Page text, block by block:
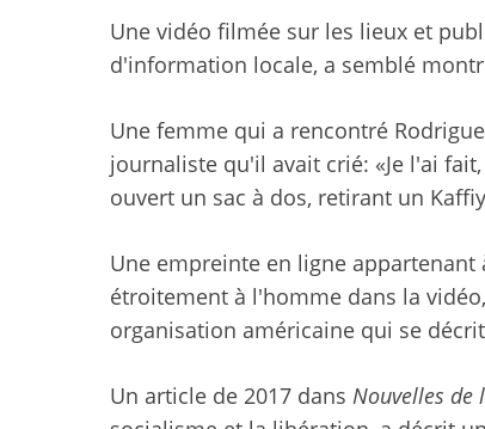
Une vidéo filmée sur les lieux et
d'information locale, a semblé
Une femme qui a rencontré
journaliste qu'il avait crié: «Je l'ai
ouvert un sac à dos, retirant un
Une empreinte en ligne
étroitement à l'homme dans la
organisation américaine qui se
Un article de 2017 dans Nouvelles de